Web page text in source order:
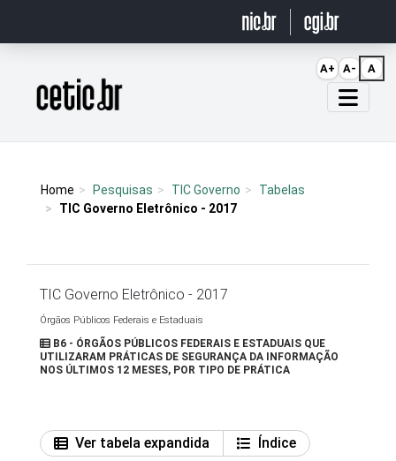
Página inicial
Home Pesquisas TIC Governo
Tabelas
TIC Governo Eletrônico - 2017
TIC Governo Eletrônico - 2017
Órgãos Públicos Federais e Estaduais
B6 - ÓRGÃOS PÚBLICOS FEDERAIS E ESTADUAIS QUE
UTILIZARAM PRÁTICAS DE SEGURANÇA DA INFORMAÇÃO
NOS ÚLTIMOS 12 MESES, POR TIPO DE PRÁTICA
Ver tabela expandida
Índice
A+ A- A